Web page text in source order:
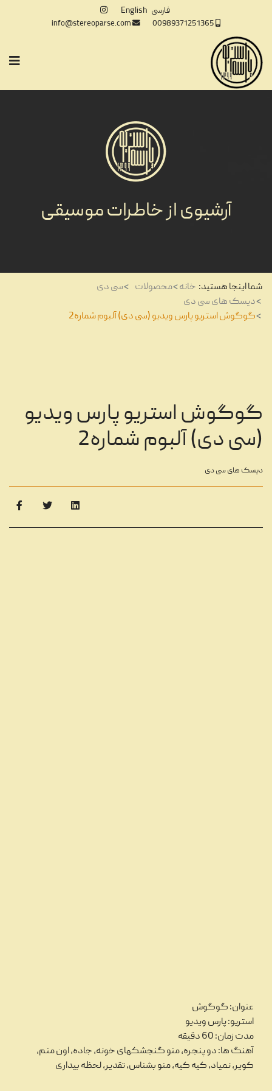
فارسی English
00989371251365
info@stereoparse.com
آرشیوی از خاطرات موسیقی
شما اینجا هستید: خانه محصولات
سی دی
دیسک های سی دی
گوگوش استریو پارس ویدیو (سی دی) آلبوم شماره2
گوگوش استریو پارس ویدیو
(سی دی) آلبوم شماره2
دیسک های سی دی
عنوان: گوگوش
استریو: پارس ویدیو
مدت زمان: 60 دقیقه
آهنگ ها: دو پنجره، منو گنجشکهای خونه، جاده، اون منم،
کویر، نمیاد، کیه کیه، منو بشناس، تقدیر، لحظه بیداری